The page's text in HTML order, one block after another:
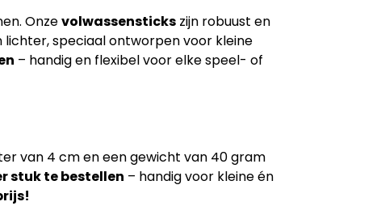
Onzevolwassensticks zijn robuust en
lichter, speciaal ontworpen voor kleine
– handig en flexibel voor elke speel- of
van 4 cm en een gewicht van 40 gram
stuk te bestellen – handig voor kleine én